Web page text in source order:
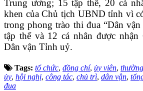
Trung ương; 15 tập thể, 20 cá
khen của Chủ tịch UBND tỉnh vì
trong phong trào thi đua “Dân
tập thể và 12 cá nhân được nhận
Dân vận Tỉnh uỷ.
Tags: tổ chức, đồng chí, ủy viên,
ủy, hội nghị, công tác, chủ trì, dân vận,
đua